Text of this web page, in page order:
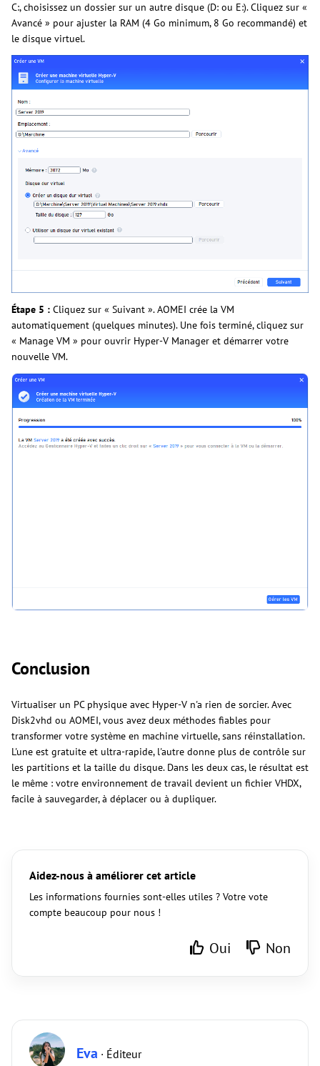
C:, choisissez un dossier sur un autre disque (D: ou E:). Cliquez sur «
Avancé » pour ajuster la RAM (4 Go minimum, 8 Go recommandé) et
le disque virtuel.
Étape 5 : Cliquez sur « Suivant ». AOMEI crée la VM
automatiquement (quelques minutes). Une fois terminé, cliquez sur
« Manage VM » pour ouvrir Hyper-V Manager et démarrer votre
nouvelle VM.
Conclusion
Virtualiser un PC physique avec Hyper-V n'a rien de sorcier. Avec
Disk2vhd ou AOMEI, vous avez deux méthodes fiables pour
transformer votre système en machine virtuelle, sans réinstallation.
L'une est gratuite et ultra-rapide, l'autre donne plus de contrôle sur
les partitions et la taille du disque. Dans les deux cas, le résultat est
le même : votre environnement de travail devient un fichier VHDX,
facile à sauvegarder, à déplacer ou à dupliquer.
Aidez-nous à améliorer cet article
Les informations fournies sont-elles utiles ? Votre vote
compte beaucoup pour nous !
Oui Non
Eva · Éditeur